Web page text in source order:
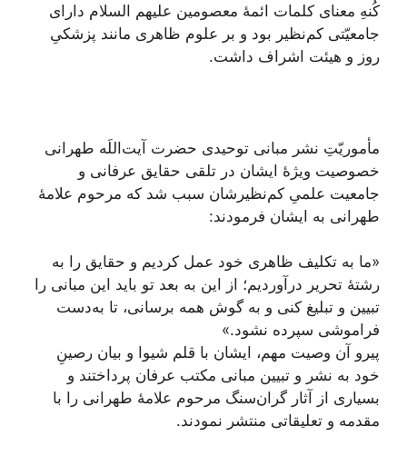
کُنهِ معنای کلمات ائمۀ معصومین علیهم السلام دارای
جامعیّتی کم‌نظیر بود و بر علوم ظاهری مانند پزشکیِ
روز و هیئت اشراف داشت.
مأموریّتِ نشر مبانی توحیدی حضرت آیت‌اللَه طهرانی
خصوصیت ویژۀ ایشان در تلقی حقایق عرفانی و
جامعیت علمیِ کم‌نظیرشان سبب شد که مرحوم علامۀ
طهرانی به ایشان فرمودند:
«ما به تكليف ظاهری خود عمل كرديم و حقايق را به
رشتۀ تحرير درآورديم؛ از اين به بعد تو باید اين مبانى را
تبیین و تبليغ كنى و به گوش همه برسانى، تا به‌دست
فراموشى سپرده نشود.»
پیرو آن وصیت مهم، ایشان با قلم شیوا و بیان رصینِ
خود به نشر و تبیین مبانی مکتب عرفان پرداختند و
بسیاری از آثار گران‌سنگ مرحوم علامۀ طهرانی را با
مقدمه و تعلیقاتی منتشر نمودند.